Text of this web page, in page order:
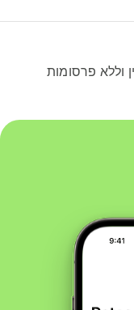
וללא פרסומות